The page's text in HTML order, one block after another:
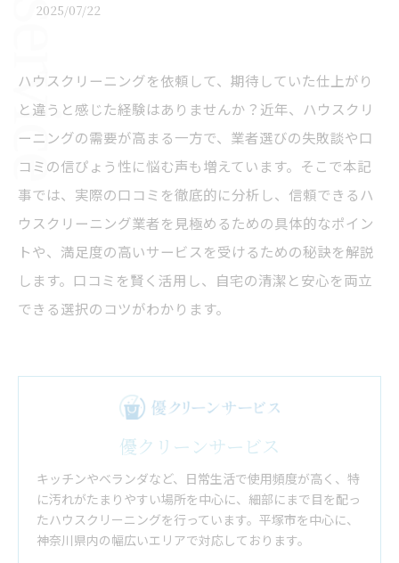
2025/07/22
ハウスクリーニングを依頼して、期待していた仕上がり
と違うと感じた経験はありませんか？近年、ハウスクリ
ーニングの需要が高まる一方で、業者選びの失敗談や口
コミの信ぴょう性に悩む声も増えています。そこで本記
事では、実際の口コミを徹底的に分析し、信頼できるハ
ウスクリーニング業者を見極めるための具体的なポイン
トや、満足度の高いサービスを受けるための秘訣を解説
します。口コミを賢く活用し、自宅の清潔と安心を両立
できる選択のコツがわかります。
優クリーンサービス
キッチンやベランダなど、日常生活で使用頻度が高く、特
に汚れがたまりやすい場所を中心に、細部にまで目を配っ
たハウスクリーニングを行っています。平塚市を中心に、
神奈川県内の幅広いエリアで対応しております。